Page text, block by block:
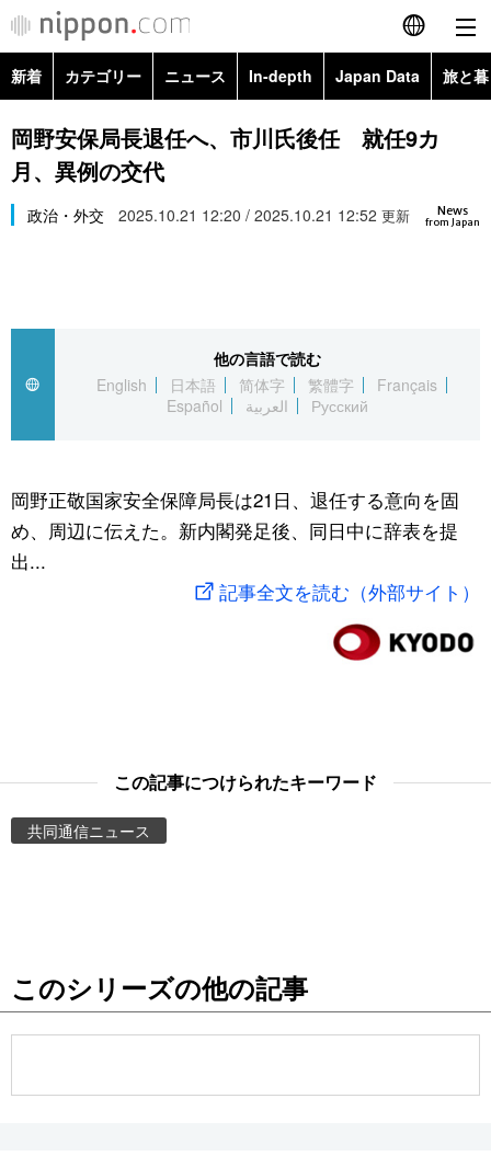
English
简体字
Русский
カテゴリー
経済・ビジネス
国際
文化
トップ
アーカイブ
In-depth
Japan Data
動画/Live
People
新着 カテゴリー ニュース In-depth Japan Data 旅と
政治・外交
経済・ビジネス
スポーツ・東京2020
Topics
岡野安保局長退任へ、市川氏後任 就任9カ
月、異例の交代
News
from Japan
政治・外交 2025.10.21 12:20 / 2025.10.21 12:52 更新
他の言語で読む
English
日本語 简体字 繁體字
Français
Español
العربية Русский
岡野正敬国家安全保障局長は21日、退任する意向を固
め、周辺に伝えた。新内閣発足後、同日中に辞表を提
出...
記事全文を読む（外部サイト）
この記事につけられたキーワード
共同通信ニュース
このシリーズの他の記事